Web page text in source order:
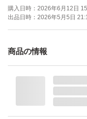
購入日時： 2026年6月12日
出品日時： 2026年5月5日
商品の情報